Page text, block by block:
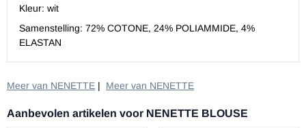
Kleur: wit
Samenstelling: 72% COTONE, 24% POLIAMMIDE, 4%
ELASTAN
Meer van NENETTE | Meer van NENETTE
Aanbevolen artikelen voor NENETTE BLOUSE